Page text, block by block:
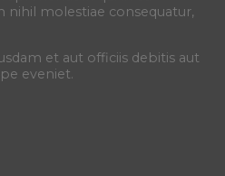
nihil molestiae consequatur,
et aut officiis debitis aut
eveniet.